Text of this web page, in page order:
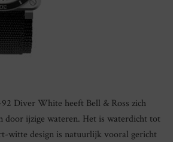
Diver White heeft Bell & Ross zich
door ijzige wateren. Het is waterdicht tot
witte design is natuurlijk vooral gericht